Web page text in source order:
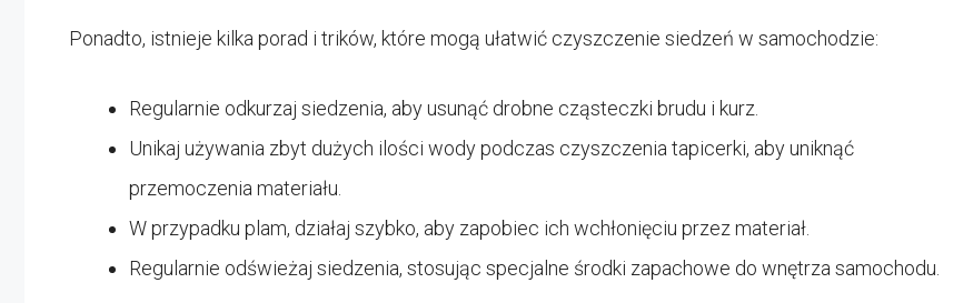
Ponadto, istnieje kilka porad i trików, które mogą ułatwić czyszczenie siedzeń w samochodzie:
Regularnie odkurzaj siedzenia, aby usunąć drobne cząsteczki brudu i kurz.
Unikaj używania zbyt dużych ilości wody podczas czyszczenia tapicerki, aby uniknąć
przemoczenia materiału.
W przypadku plam, działaj szybko, aby zapobiec ich wchłonięciu przez materiał.
Regularnie odświeżaj siedzenia, stosując specjalne środki zapachowe do wnętrza samochodu.